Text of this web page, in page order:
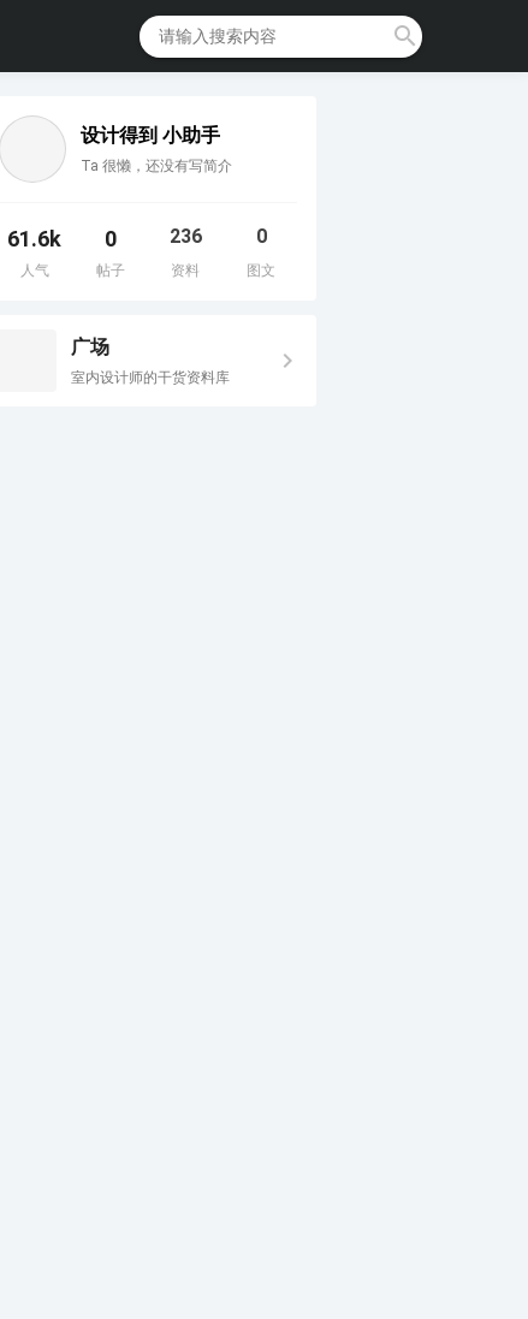
设计得到 小助手
Ta 很懒，还没有写简介
61.6k
人气
0
帖子
236
资料
0
图文
广场
室内设计师的干货资料库